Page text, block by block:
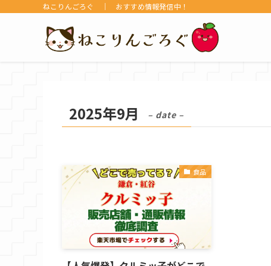
ねこりんごろぐ ｜ おすすめ情報発信中！
2025年9月 – date –
食品